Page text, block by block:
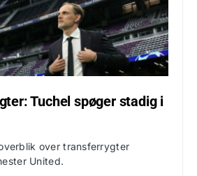
Tuchel spøger stadig i
over transferrygter
United.